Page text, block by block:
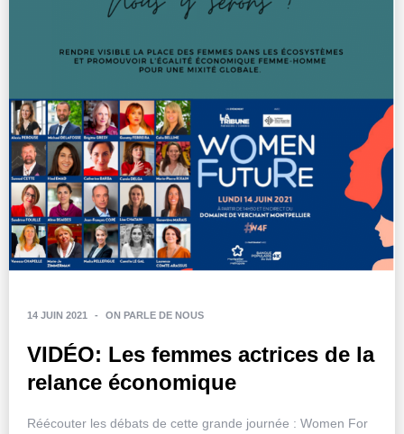
14 JUIN 2021 - ON PARLE DE NOUS
VIDÉO: Les femmes actrices de la
relance économique
Réécouter les débats de cette grande journée : Women For